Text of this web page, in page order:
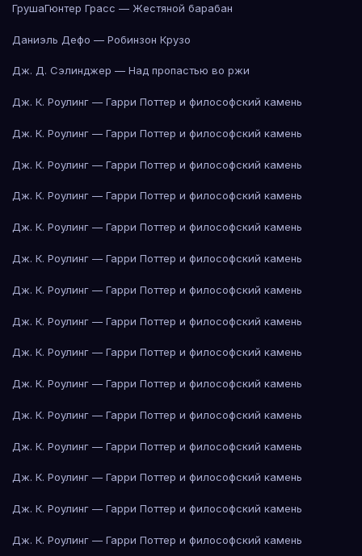
ГрушаГюнтер Грасс — Жестяной барабан
Даниэль Дефо — Робинзон Крузо
Дж. Д. Сэлинджер — Над пропастью во ржи
Дж. К. Роулинг — Гарри Поттер и философский камень
Дж. К. Роулинг — Гарри Поттер и философский камень
Дж. К. Роулинг — Гарри Поттер и философский камень
Дж. К. Роулинг — Гарри Поттер и философский камень
Дж. К. Роулинг — Гарри Поттер и философский камень
Дж. К. Роулинг — Гарри Поттер и философский камень
Дж. К. Роулинг — Гарри Поттер и философский камень
Дж. К. Роулинг — Гарри Поттер и философский камень
Дж. К. Роулинг — Гарри Поттер и философский камень
Дж. К. Роулинг — Гарри Поттер и философский камень
Дж. К. Роулинг — Гарри Поттер и философский камень
Дж. К. Роулинг — Гарри Поттер и философский камень
Дж. К. Роулинг — Гарри Поттер и философский камень
Дж. К. Роулинг — Гарри Поттер и философский камень
Дж. К. Роулинг — Гарри Поттер и философский камень